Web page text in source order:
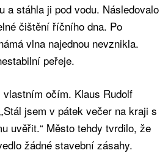
a stáhla ji pod vodu. Následovalo
čištění říčního dna. Po
vlna najednou nevznikla.
peřeje.
očím. Klaus Rudolf
jsem v pátek večer na kraji s
uvěřit.“ Město tehdy tvrdilo, že
žádné stavební zásahy.